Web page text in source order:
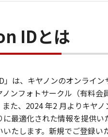
IDとは
」は、キヤノンのオンライ
ノンフォトサークル（有料
また、2024 年2 月よりキヤ
に最適化された情報を提供
たします。新規でご登録い